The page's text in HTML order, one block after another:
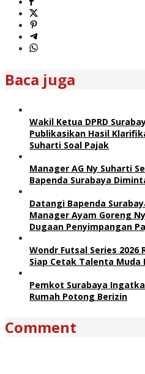
Baca juga
Wakil Ketua DPRD
Publikasikan Hasil
Suharti Soal Pajak
Manager AG Ny Suharti
Bapenda Surabaya
Datangi Bapenda
Manager Ayam Goreng
Dugaan Penyimpangan
Wondr Futsal Series 2026
Siap Cetak Talenta Muda
Pemkot Surabaya
Rumah Potong Berizin
Comment